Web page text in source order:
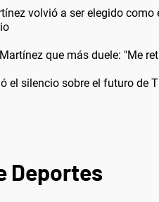
volvió a ser elegido
que más duele: "Me
el silencio sobre el futuro de
Deportes